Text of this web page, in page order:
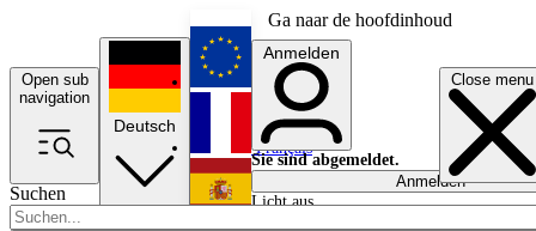
Ga naar de hoofdinhoud
Open sub
navigation
Close menu
Suchen
Deutsch
English
Français
Anmelden
Sie sind abgemeldet.
Anmelden
Licht aus